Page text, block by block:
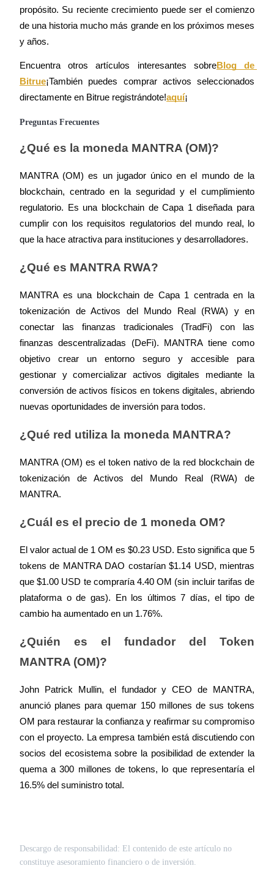
Afiliados de Bitrue
BTC Welcome Rewards
Deposit & Trade BTC to Share 25000 USDT prize pool!
Deposit CASHCAT & Win
Share 500000 CASHCAT prize pool
Exclusive for BitMart Users
Register & Trade to Win 500,000 USDT
Precious Metals Trading Carnival
Trade Gold & Silver · 33,333 USDT Bonus
USDT New User Exclusive 10% APR
USDT Flexible Staking | Daily Rewards
BTC New User Exclusive: 6.5% APR
propósito. Su reciente crecimiento puede ser el comienzo
de una historia mucho más grande en los próximos meses
y años.
Encuentra otros artículos interesantes sobreBlog de
Bitrue¡También puedes comprar activos seleccionados
directamente en Bitrue registrándote!aquí¡
Preguntas Frecuentes
¿Qué es la moneda MANTRA (OM)?
MANTRA (OM) es un jugador único en el mundo de la
blockchain, centrado en la seguridad y el cumplimiento
regulatorio. Es una blockchain de Capa 1 diseñada para
cumplir con los requisitos regulatorios del mundo real, lo
que la hace atractiva para instituciones y desarrolladores.
¿Qué es MANTRA RWA?
MANTRA es una blockchain de Capa 1 centrada en la
tokenización de Activos del Mundo Real (RWA) y en
conectar las finanzas tradicionales (TradFi) con las
finanzas descentralizadas (DeFi). MANTRA tiene como
objetivo crear un entorno seguro y accesible para
gestionar y comercializar activos digitales mediante la
conversión de activos físicos en tokens digitales, abriendo
nuevas oportunidades de inversión para todos.
¿Qué red utiliza la moneda MANTRA?
MANTRA (OM) es el token nativo de la red blockchain de
tokenización de Activos del Mundo Real (RWA) de
MANTRA.
¿Cuál es el precio de 1 moneda OM?
El valor actual de 1 OM es $0.23 USD. Esto significa que 5
tokens de MANTRA DAO costarían $1.14 USD, mientras
que $1.00 USD te compraría 4.40 OM (sin incluir tarifas de
plataforma o de gas). En los últimos 7 días, el tipo de
cambio ha aumentado en un 1.76%.
¿Quién es el fundador del Token
MANTRA (OM)?
John Patrick Mullin, el fundador y CEO de MANTRA,
anunció planes para quemar 150 millones de sus tokens
OM para restaurar la confianza y reafirmar su compromiso
con el proyecto. La empresa también está discutiendo con
socios del ecosistema sobre la posibilidad de extender la
quema a 300 millones de tokens, lo que representaría el
16.5% del suministro total.
Descargo de responsabilidad: El contenido de este artículo no
constituye asesoramiento financiero o de inversión.